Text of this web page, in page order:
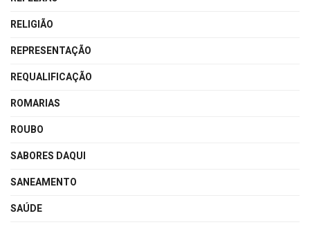
RELIGIÃO
REPRESENTAÇÃO
REQUALIFICAÇÃO
ROMARIAS
ROUBO
SABORES DAQUI
SANEAMENTO
SAÚDE